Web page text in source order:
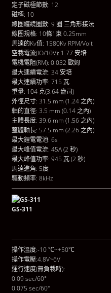
定子磁極節數: 12
磁極: 10
線圈纏繞圈數: 9 圈 三角形接法
線圈規格: 10條1束 0.25mm
馬達的Kv值: 1580Kv RPM/Volt
空載電流(IO/10V): 1.77 安培
電機電阻(RM): 0.032 歐姆
最大連續電流: 34 安培
最大連續功率: 715 瓦
重量: 104 克(3.64 盎司)
外徑尺寸: 31.5 mm (1.24 之內)
軸的直徑: 3.5 mm (0.14 之內)
主體長度: 39.6 mm (1.56 之內)
整體軸長: 57.5 mm (2.26 之內)
最大鋰電電池: 6s
最大峰值電流: 45A (2 秒)
最大峰值功率: 945 瓦 (2 秒)
馬達進角: 5度
驅動頻率: 8kHz
GS-311
操作溫度:-10 ℃~+50℃
操作電壓:4.8V~6V
運行速度(無負載時):
0.09 sec/60°
0.075 sec/60°